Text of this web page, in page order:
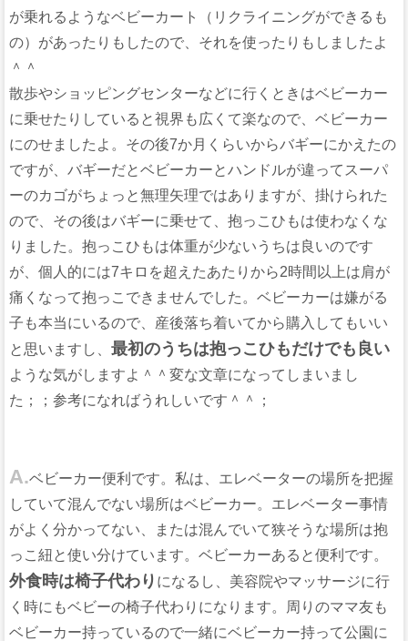
が乗れるようなベビーカート（リクライニングができるも
の）があったりもしたので、それを使ったりもしましたよ
＾＾
散歩やショッピングセンターなどに行くときはベビーカー
に乗せたりしていると視界も広くて楽なので、ベビーカー
にのせましたよ。その後7か月くらいからバギーにかえたの
ですが、バギーだとベビーカーとハンドルが違ってスーパ
ーのカゴがちょっと無理矢理ではありますが、掛けられた
ので、その後はバギーに乗せて、抱っこひもは使わなくな
りました。抱っこひもは体重が少ないうちは良いのです
が、個人的には7キロを超えたあたりから2時間以上は肩が
痛くなって抱っこできませんでした。ベビーカーは嫌がる
子も本当にいるので、産後落ち着いてから購入してもいい
と思いますし、 最初のうちは抱っこひもだけでも良い
ような気がしますよ＾＾変な文章になってしまいまし
た；；参考になればうれしいです＾＾；
A.ベビーカー便利です。私は、エレベーターの場所を把握
していて混んでない場所はベビーカー。エレベーター事情
がよく分かってない、または混んでいて狭そうな場所は抱
っこ紐と使い分けています。ベビーカーあると便利です。
外食時は椅子代わり になるし、美容院やマッサージに行
く時にもベビーの椅子代わりになります。周りのママ友も
ベビーカー持っているので一緒にベビーカー持って公園に